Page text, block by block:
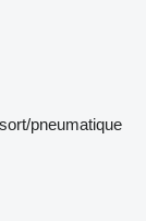
pneumatique